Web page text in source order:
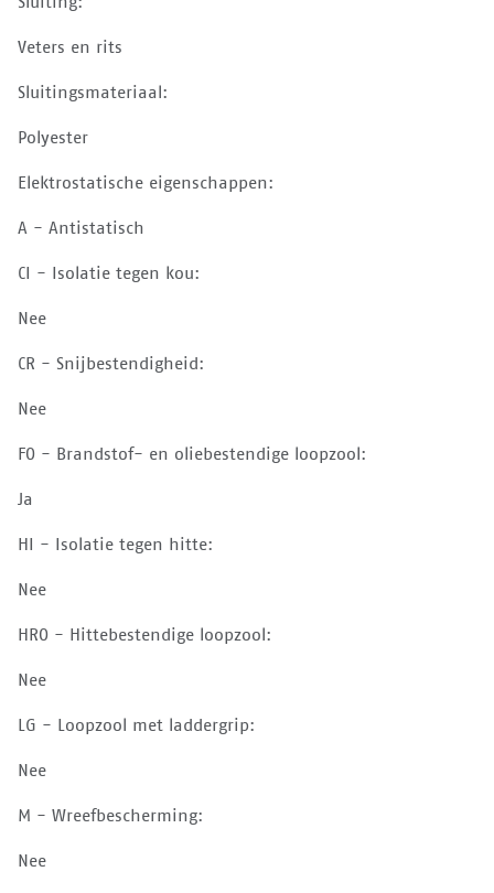
Veters en rits
Sluitingsmateriaal:
Polyester
Elektrostatische eigenschappen:
A - Antistatisch
CI - Isolatie tegen kou:
Nee
CR - Snijbestendigheid:
Nee
FO - Brandstof- en oliebestendige loopzool:
Ja
HI - Isolatie tegen hitte:
Nee
HRO - Hittebestendige loopzool:
Nee
LG - Loopzool met laddergrip:
Nee
M - Wreefbescherming:
Nee